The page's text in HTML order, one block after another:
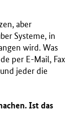
aber
Systeme, in
wird. Was
per E-Mail, Fax
jeder die
Ist das